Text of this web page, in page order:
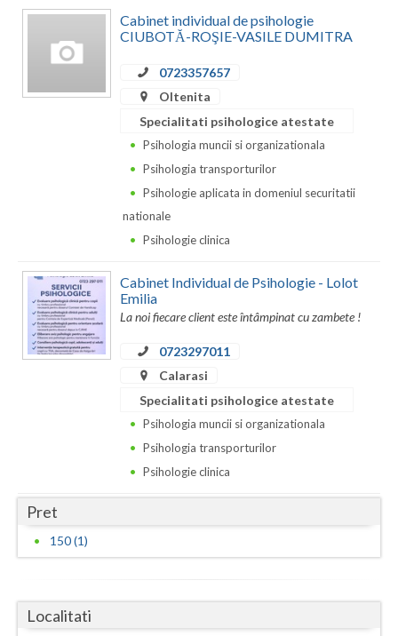
Calarasi
Caras-Severin
Giurgiu
Gorj
Harghita
Ilfov
Maramures
Mures
Cabinet individual de psihologie
CIUBOTĂ-ROŞIE-VASILE DUMITRA
0723357657
Oltenita
Specialitati psihologice atestate
Psihologia muncii si organizationala
Psihologia transporturilor
Psihologie aplicata in domeniul securitatii
nationale
Psihologie clinica
Cabinet Individual de Psihologie - Lolot
Emilia
La noi fiecare client este întâmpinat cu zambete !
0723297011
Calarasi
Specialitati psihologice atestate
Psihologia muncii si organizationala
Psihologia transporturilor
Psihologie clinica
Pret
150 (1)
Localitati